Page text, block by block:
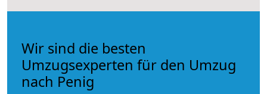
Wir sind die besten
Umzugsexperten für den Umzug
nach Penig